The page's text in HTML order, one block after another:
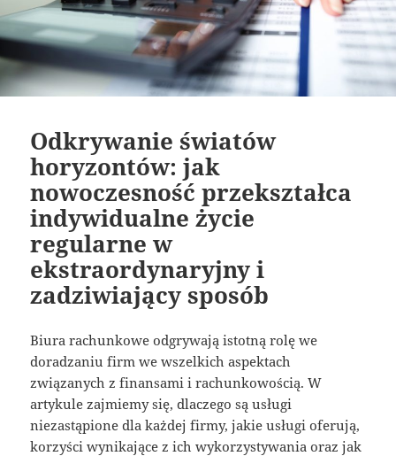
Odkrywanie światów
horyzontów: jak
nowoczesność przekształca
indywidualne życie
regularne w
ekstraordynaryjny i
zadziwiający sposób
Biura rachunkowe odgrywają istotną rolę we
doradzaniu firm we wszelkich aspektach
związanych z finansami i rachunkowością. W
artykule zajmiemy się, dlaczego są usługi
niezastąpione dla każdej firmy, jakie usługi oferują,
korzyści wynikające z ich wykorzystywania oraz jak